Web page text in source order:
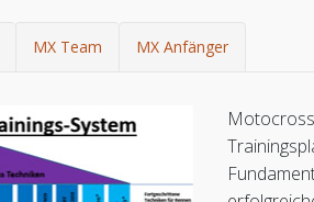
MX Team MX Anfänger